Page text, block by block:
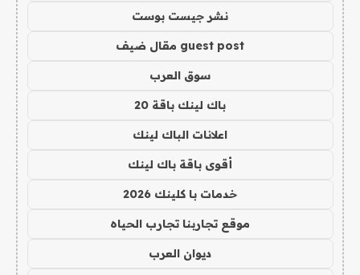
نشر جيست بوست
guest post مقال ضيف
سوق العرب
باك لينك باقة 20
اعلانات الباك لينك
أقوى باقة باك لينك
خدمات با كلينك 2026
موقع تجاربنا تجارب الحياه
ديوان العرب